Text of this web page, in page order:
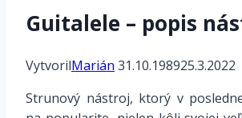
Guitalele – popis
VytvorilMarián 31.10.198925.3.2022
Strunový nástroj, ktorý v